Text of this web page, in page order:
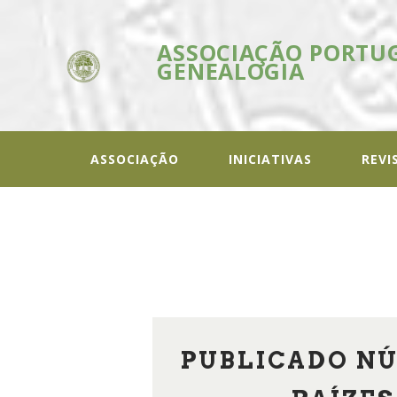
ASSOCIAÇÃO
GENEALOGIA
ASSOCIAÇÃO INICIATIVAS
PUBLICADO